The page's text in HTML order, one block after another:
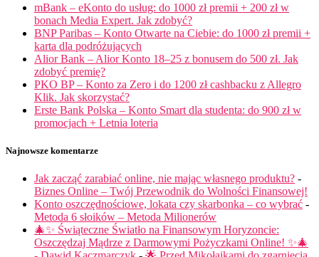
mBank – eKonto do usług: do 1000 zł premii + 200 zł w
bonach Media Expert. Jak zdobyć?
BNP Paribas – Konto Otwarte na Ciebie: do 1000 zł premii +
karta dla podróżujących
Alior Bank – Alior Konto 18–25 z bonusem do 500 zł. Jak
zdobyć premię?
PKO BP – Konto za Zero i do 1200 zł cashbacku z Allegro
Klik. Jak skorzystać?
Erste Bank Polska – Konto Smart dla studenta: do 900 zł w
promocjach + Letnia loteria
Najnowsze komentarze
Jak zacząć zarabiać online, nie mając własnego produktu? -
Biznes Online – Twój Przewodnik do Wolności Finansowej!
Konto oszczędnościowe, lokata czy skarbonka – co wybrać -
Metoda 6 słoików – Metoda Milionerów
🎄✨ Świąteczne Światło na Finansowym Horyzoncie:
Oszczędzaj Mądrze z Darmowymi Pożyczkami Online! ✨🎄